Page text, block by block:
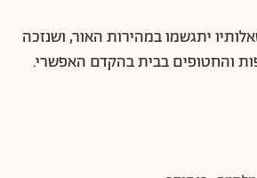
יתגשמו במהירות האור, ושנזכה
והחטופים בבית בהקדם האפשרי.